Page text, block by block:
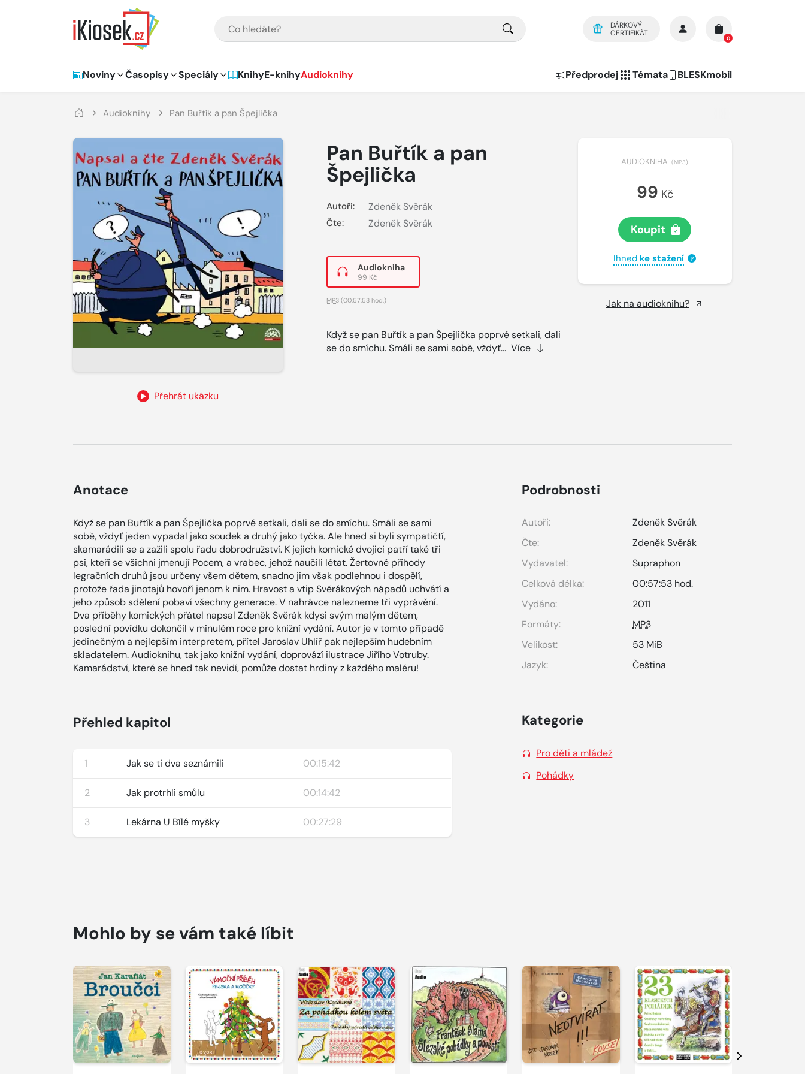
DÁRKOVÝ
CERTIFIKÁT
0
Hlavní navigace
Noviny Časopisy Speciály KnihyE-knihyAudioknihy Předprodej Témata BLESKmobil
Audioknihy Pan Buřtík a pan Špejlička
Přehrát ukázku
Pan Buřtík a pan
Špejlička
Autoři: Zdeněk Svěrák
Čte: Zdeněk Svěrák
Audiokniha
99 Kč
MP3(00:57:53 hod.)
Když se pan Buřtík a pan Špejlička poprvé setkali, dali
se do smíchu. Smáli se sami sobě, vždyť... Více
AUDIOKNIHA (MP3)
99 Kč
Koupit
Ihned ke stažení ?
Jak na audioknihu?
Anotace
Když se pan Buřtík a pan Špejlička poprvé setkali, dali se do smíchu. Smáli se sami
sobě, vždyť jeden vypadal jako soudek a druhý jako tyčka. Ale hned si byli sympatičtí,
skamarádili se a zažili spolu řadu dobrodružství. K jejich komické dvojici patří také tři
psi, kteří se všichni jmenují Pocem, a vrabec, jehož naučili létat. Žertovné příhody
legračních druhů jsou určeny všem dětem, snadno jim však podlehnou i dospělí,
protože řada jinotajů hovoří jenom k nim. Hravost a vtip Svěrákových nápadů uchvátí a
jeho způsob sdělení pobaví všechny generace. V nahrávce nalezneme tři vyprávění.
Dva příběhy komických přátel napsal Zdeněk Svěrák kdysi svým malým dětem,
poslední povídku dokončil v minulém roce pro knižní vydání. Autor je v tomto případě
jedinečným a nejlepším interpretem, přítel Jaroslav Uhlíř pak nejlepším hudebním
skladatelem. Audioknihu, tak jako knižní vydání, doprovází ilustrace Jiřího Votruby.
Kamarádství, které se hned tak nevidí, pomůže dostat hrdiny z každého maléru!
Přehled kapitol
1 Jak se ti dva seznámili 00:15:42
2 Jak protrhli smůlu 00:14:42
3 Lekárna U Bílé myšky 00:27:29
Podrobnosti
Autoři:
Zdeněk Svěrák
Čte:
Zdeněk Svěrák
Vydavatel:
Supraphon
Celková délka:
00:57:53 hod.
Vydáno:
2011
Formáty:
MP3
Velikost:
53 MiB
Jazyk:
Čeština
Kategorie
Pro děti a mládež
Pohádky
Mohlo by se vám také líbit
Přehrát
ukázku
Přehrát
ukázku
Přehrát
ukázku
Přehrát
ukázku
Přehrát
ukázku
Přehrát
ukázku
Další